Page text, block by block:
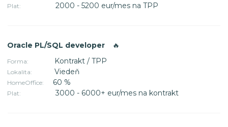
Plat: 2000 - 5200 eur/mes na TPP
Oracle PL/SQL developer 🔥
Forma: Kontrakt / TPP
Lokalita: Viedeň
HomeOffice: 60 %
Plat: 3000 - 6000+ eur/mes na kontrakt